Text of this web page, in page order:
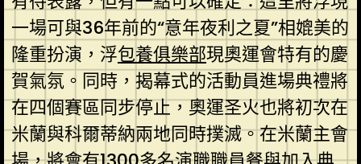
一場可與36年前的“意年夜利之夏”相媲美的
隆重扮演，浮包養俱樂部現奧運會特有的慶
賀氣氛。同時，揭幕式的活動員進場典禮將
在四個賽區同步停止，奧運圣火也將初次在
米蘭與科爾蒂納兩地同時撲滅。在米蘭主會